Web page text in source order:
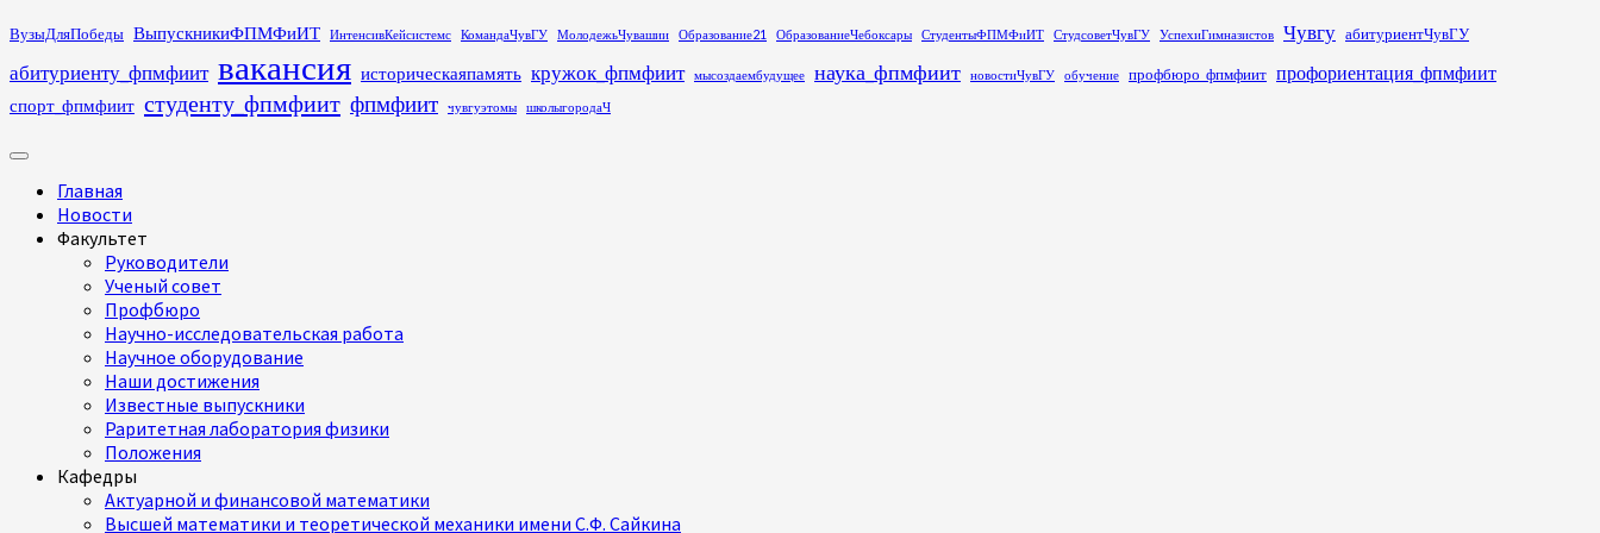
Перейти
содержимому
ВузыДляПобеды ВыпускникиФПМФиИТ ИнтенсивКейсистемс КомандаЧувГУ МолодежьЧувашии Образование21 ОбразованиеЧебоксары СтудентыФПМФиИТ СтудсоветЧувГУ УспехиГимназистов Чувгу абитуриентЧувГУ
абитуриенту_фпмфиит вакансия историческаяпамять кружок_фпмфиит мысоздаембудущее наука_фпмфиит новостиЧувГУ обучение профбюро_фпмфиит профориентация_фпмфиит
спорт_фпмфиит студенту_фпмфиит фпмфиит чувгуэтомы школыгородаЧ
Основное
Главная
Новости
Факультет
Руководители
Ученый совет
Профбюро
Научно-исследовательская работа
Научное оборудование
Наши достижения
Известные выпускники
Раритетная лаборатория физики
Положения
Кафедры
Актуарной и финансовой математики
Высшей математики и теоретической механики имени С.Ф. Сайкина